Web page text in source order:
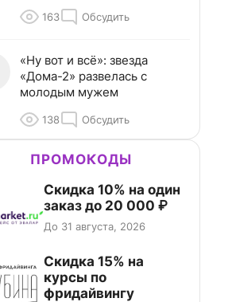
163 Обсудить
«Ну вот и всё»: звезда
«Дома-2» развелась с
молодым мужем
138 Обсудить
ПРОМОКОДЫ
Скидка 10% на один
заказ до 20 000 ₽
До 31 августа, 2026
Скидка 15% на
курсы по
фридайвингу